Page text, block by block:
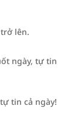
lên.
ngày, tự tin
tin cả ngày!